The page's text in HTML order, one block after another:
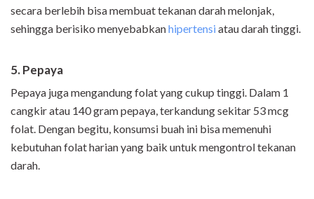
secara berlebih bisa membuat tekanan darah melonjak,
sehingga berisiko menyebabkanhipertensiatau darah tinggi.
5. Pepaya
Pepaya juga mengandung folat yang cukup tinggi. Dalam 1
cangkir atau 140 gram pepaya, terkandung sekitar 53 mcg
folat. Dengan begitu, konsumsi buah ini bisa memenuhi
kebutuhan folat harian yang baik untuk mengontrol tekanan
darah.